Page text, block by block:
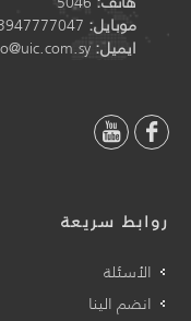
موبايل:
ايميل:
روابط سريعة
الأسئلة
انضم الينا